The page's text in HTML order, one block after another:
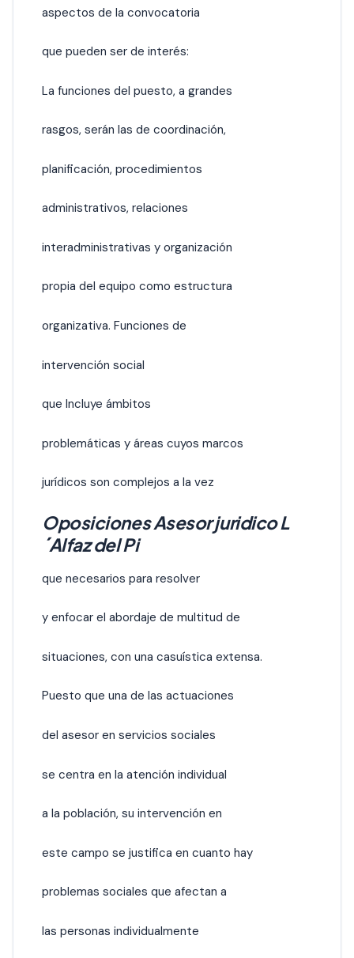
aspectos de la convocatoria
que pueden ser de interés:
La funciones del puesto, a grandes
rasgos, serán las de coordinación,
planificación, procedimientos
administrativos, relaciones
interadministrativas y organización
propia del equipo como estructura
organizativa. Funciones de
intervención social
que Incluye ámbitos
problemáticas y áreas cuyos marcos
jurídicos son complejos a la vez
Oposiciones Asesor juridico L
´Alfaz del Pi
que necesarios para resolver
y enfocar el abordaje de multitud de
situaciones, con una casuística extensa.
Puesto que una de las actuaciones
del asesor en servicios sociales
se centra en la atención individual
a la población, su intervención en
este campo se justifica en cuanto hay
problemas sociales que afectan a
las personas individualmente